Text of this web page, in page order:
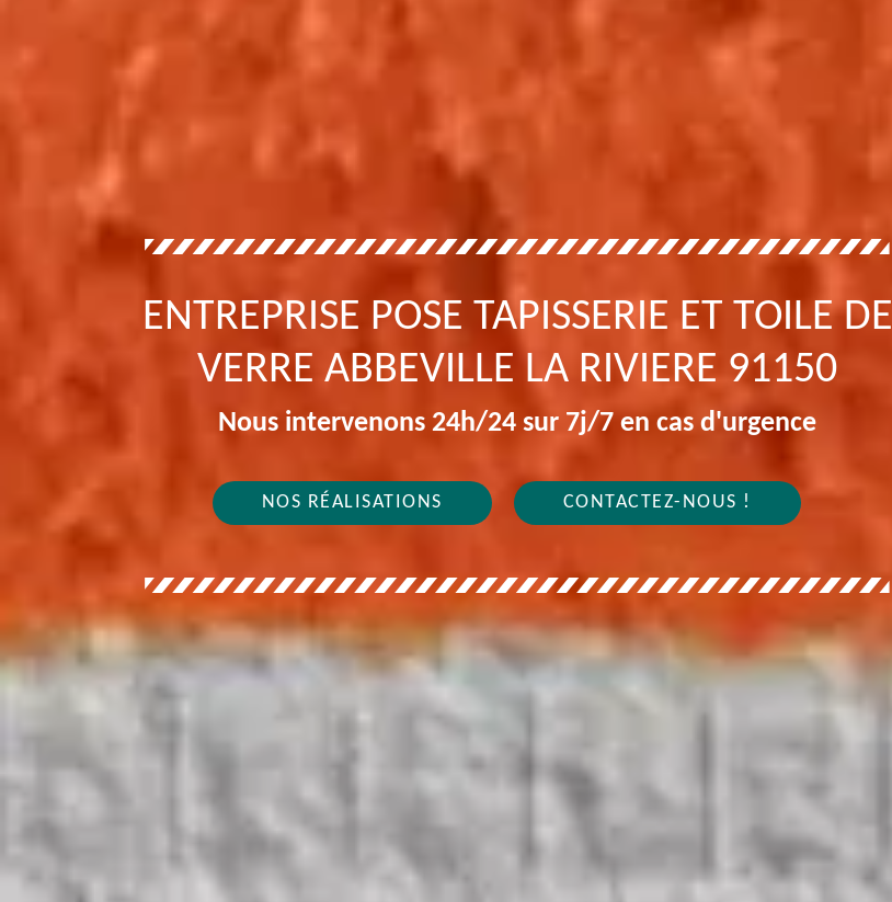
ENTREPRISE POSE TAPISSERIE ET TOILE DE
VERRE ABBEVILLE LA RIVIERE 91150
Nous intervenons 24h/24 sur 7j/7 en cas d'urgence
NOS RÉALISATIONS CONTACTEZ-NOUS !